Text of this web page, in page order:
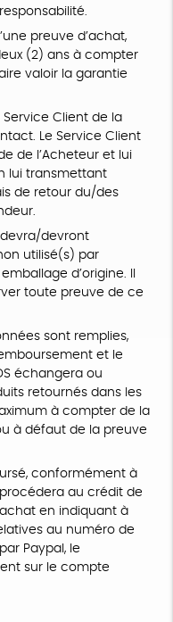
preuve d’achat,
(2) ans à compter
valoir la garantie
Client de la
Le Service Client
de l’Acheteur et lui
lui transmettant
de retour du/des
devront
utilisé(s) par
d’origine. Il
toute preuve de ce
sont remplies,
et le
échangera ou
retournés dans les
à compter de la
à défaut de la preuve
conformément à
procédera au crédit de
en indiquant à
au numéro de
Paypal, le
sur le compte